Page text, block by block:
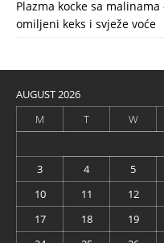
Plazma kocke sa
omiljeni keks i svježe voće
AUGUST 2026
M
T W
3
4 5
10
11 12
17
18 19